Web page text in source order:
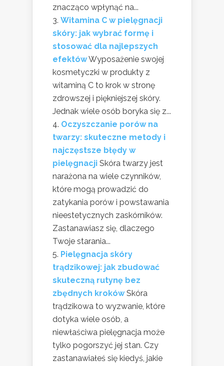
znacząco wpłynąć na...
Witamina C w pielęgnacji
skóry: jak wybrać formę i
stosować dla najlepszych
efektówWyposażenie swojej
kosmetyczki w produkty z
witaminą C to krok w stronę
zdrowszej i piękniejszej skóry.
Jednak wiele osób boryka się z...
Oczyszczanie porów na
twarzy: skuteczne metody i
najczęstsze błędy w
pielęgnacji Skóra twarzy jest
narażona na wiele czynników,
które mogą prowadzić do
zatykania porów i powstawania
nieestetycznych zaskórników.
Zastanawiasz się, dlaczego
Twoje starania...
Pielęgnacja skóry
trądzikowej: jak zbudować
skuteczną rutynę bez
zbędnych kroków Skóra
trądzikowa to wyzwanie, które
dotyka wiele osób, a
niewłaściwa pielęgnacja może
tylko pogorszyć jej stan. Czy
zastanawiałeś się kiedyś, jakie